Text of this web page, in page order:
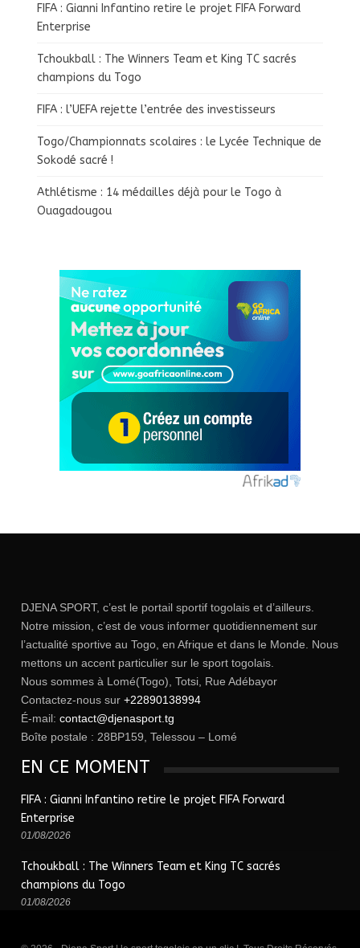
FIFA : Gianni Infantino retire le projet FIFA Forward
Enterprise
Tchoukball : The Winners Team et King TC sacrés
champions du Togo
FIFA : l’UEFA rejette l’entrée des investisseurs
Togo/Championnats scolaires : le Lycée Technique de
Sokodé sacré !
Athlétisme : 14 médailles déjà pour le Togo à
Ouagadougou
DJENA SPORT, c’est le portail sportif togolais et d’ailleurs.
Notre mission, c’est de vous informer quotidiennement sur
l’actualité sportive au Togo, en Afrique et dans le Monde. Nous
mettons un accent particulier sur le sport togolais.
Nous sommes à Lomé(Togo), Totsi, Rue Adébayor
Contactez-nous sur +22890138994
É-mail: contact@djenasport.tg
Boîte postale : 28BP159, Telessou – Lomé
EN CE MOMENT
FIFA : Gianni Infantino retire le projet FIFA Forward
Enterprise
01/08/2026
Tchoukball : The Winners Team et King TC sacrés
champions du Togo
01/08/2026